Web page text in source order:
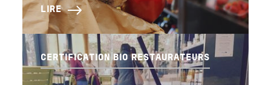
LIRE
CERTIFICATION BIO RESTAURATEURS